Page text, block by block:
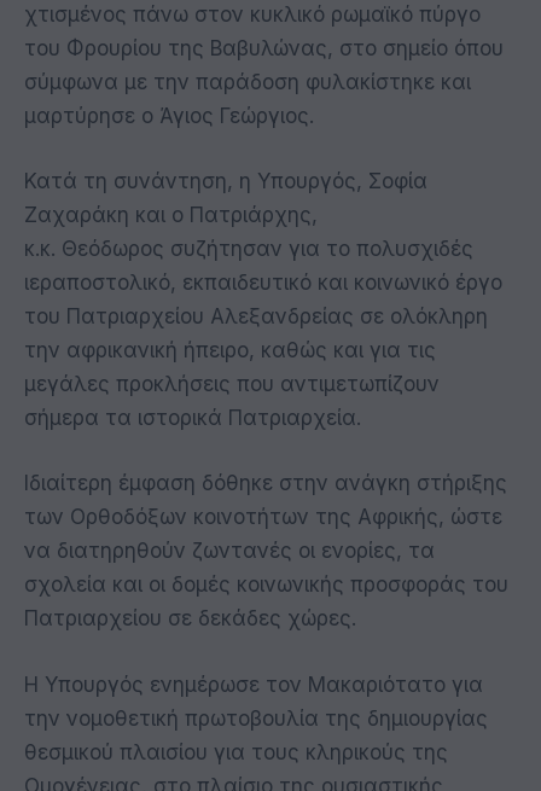
χτισμένος πάνω στον κυκλικό ρωμαϊκό πύργο
του Φρουρίου της Βαβυλώνας, στο σημείο όπου
σύμφωνα με την παράδοση φυλακίστηκε και
μαρτύρησε ο Άγιος Γεώργιος.
Κατά τη συνάντηση, η Υπουργός, Σοφία
Ζαχαράκη και ο Πατριάρχης,
κ.κ. Θεόδωρος συζήτησαν για το πολυσχιδές
ιεραποστολικό, εκπαιδευτικό και κοινωνικό έργο
του Πατριαρχείου Αλεξανδρείας σε ολόκληρη
την αφρικανική ήπειρο, καθώς και για τις
μεγάλες προκλήσεις που αντιμετωπίζουν
σήμερα τα ιστορικά Πατριαρχεία.
Ιδιαίτερη έμφαση δόθηκε στην ανάγκη στήριξης
των Ορθοδόξων κοινοτήτων της Αφρικής, ώστε
να διατηρηθούν ζωντανές οι ενορίες, τα
σχολεία και οι δομές κοινωνικής προσφοράς του
Πατριαρχείου σε δεκάδες χώρες.
Η Υπουργός ενημέρωσε τον Μακαριότατο για
την νομοθετική πρωτοβουλία της δημιουργίας
θεσμικού πλαισίου για τους κληρικούς της
Ομογένειας, στο πλαίσιο της ουσιαστικής